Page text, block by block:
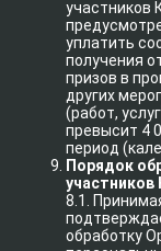
участников
уплатить
получения
призов в
других
(работ,
превысит 4
период
Порядок
участников
8.1.
обработку